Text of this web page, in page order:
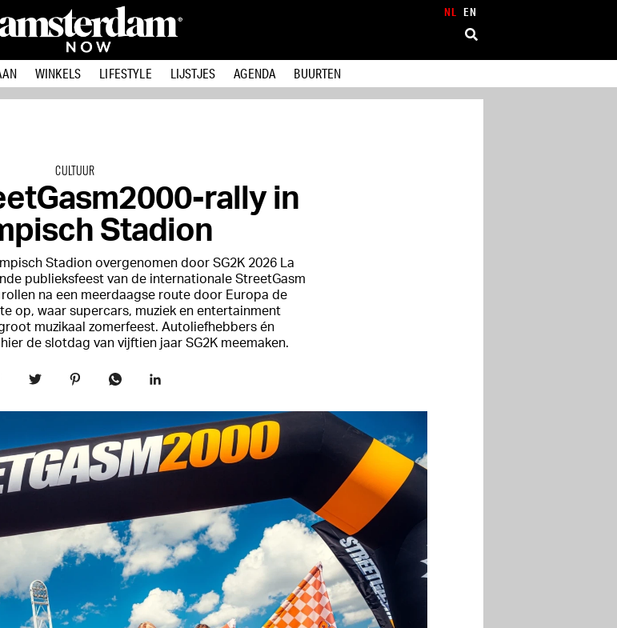
NL EN
WINKELS LIFESTYLE LIJSTJES AGENDA BUURTEN
CULTUUR
rally in
Stadion
Stadion overgenomen door SG2K 2026 La
publieksfeest van de internationale StreetGasm
na een meerdaagse route door Europa de
op, waar supercars, muziek en entertainment
muzikaal zomerfeest. Autoliefhebbers én
de slotdag van vijftien jaar SG2K meemaken.